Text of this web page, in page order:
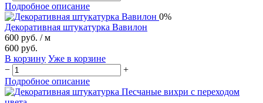
Подробное описание
0%
Декоративная штукатурка Вавилон
600 руб. / м
600 руб.
В корзину Уже в корзине
−
+
Подробное описание